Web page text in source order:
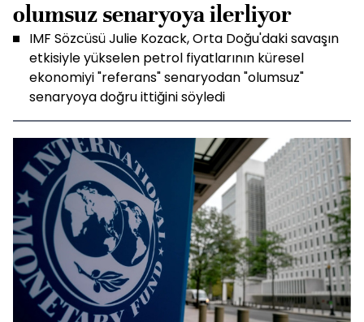
olumsuz senaryoya ilerliyor
IMF Sözcüsü Julie Kozack, Orta Doğu'daki savaşın
etkisiyle yükselen petrol fiyatlarının küresel
ekonomiyi "referans" senaryodan "olumsuz"
senaryoya doğru ittiğini söyledi